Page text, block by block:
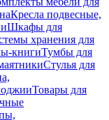
Кресла подвесные,
Шкафы для
хранения для
книгиТумбы для
Стулья для
Товары для